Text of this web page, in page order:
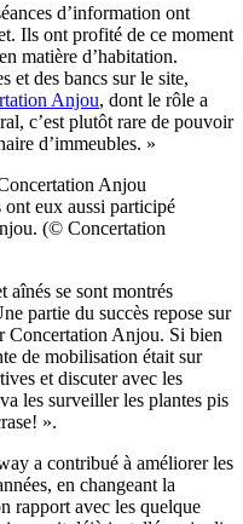
d’information ont
Ils ont profité de ce moment
matière d’habitation.
et des bancs sur le site,
Anjou, dont le rôle a
c’est plutôt rare de pouvoir
d’immeubles. »
ont eux aussi participé
(© Concertation
aînés se sont montrés
partie du succès repose sur
Concertation Anjou. Si bien
de mobilisation était sur
et discuter avec les
les surveiller les plantes pis
».
a contribué à améliorer les
en changeant la
rapport avec les quelque